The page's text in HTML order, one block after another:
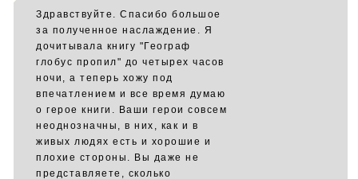
Здравствуйте. Спасибо большое
за полученное наслаждение. Я
дочитывала книгу "Географ
глобус пропил" до четырех часов
ночи, а теперь хожу под
впечатлением и все время думаю
о герое книги. Ваши герои совсем
неоднозначны, в них, как и в
живых людях есть и хорошие и
плохие стороны. Вы даже не
представляете, сколько